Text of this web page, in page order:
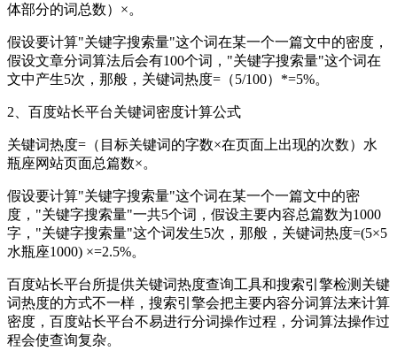
体部分的词总数）×。
假设要计算"关键字搜索量"这个词在某一个一篇文中的密度，
假设文章分词算法后会有100个词，"关键字搜索量"这个词在
文中产生5次，那般，关键词热度=（5/100）*=5%。
2、百度站长平台关键词密度计算公式
关键词热度=（目标关键词的字数×在页面上出现的次数）水
瓶座网站页面总篇数×。
假设要计算"关键字搜索量"这个词在某一个一篇文中的密
度，"关键字搜索量"一共5个词，假设主要内容总篇数为1000
字，"关键字搜索量"这个词发生5次，那般，关键词热度=(5×5
水瓶座1000) ×=2.5%。
百度站长平台所提供关键词热度查询工具和搜索引擎检测关键
词热度的方式不一样，搜索引擎会把主要内容分词算法来计算
密度，百度站长平台不易进行分词操作过程，分词算法操作过
程会使查询复杂。